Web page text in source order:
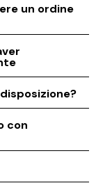
un ordine
con